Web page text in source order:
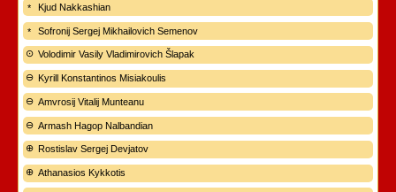
Kjud Nakkashian
Sofronij Sergej Mikhailovich Semenov
Volodimir Vasily Vladimirovich Šlapak
Kyrill Konstantinos Misiakoulis
Amvrosij Vitalij Munteanu
Armash Hagop Nalbandian
Rostislav Sergej Devjatov
Athanasios Kykkotis